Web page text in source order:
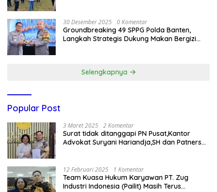
30 Desember 2025 0 Komentar
Groundbreaking 49 SPPG Polda Banten,
Langkah Strategis Dukung Makan Bergizi
Selengkapnya
Popular Post
3 Maret 2025 2 Komentar
Surat tidak ditanggapi PN Pusat,Kantor
Advokat Suryani Hariandja,SH dan Patners
12 Februari 2025 1 Komentar
Team Kuasa Hukum Karyawan PT. Zug
Industri Indonesia (Pailit) Masih Terus